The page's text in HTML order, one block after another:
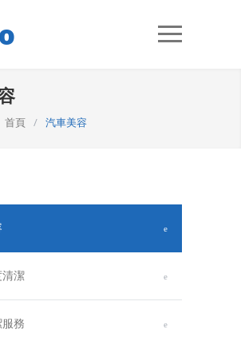
首頁 / 汽車美容
潔
務